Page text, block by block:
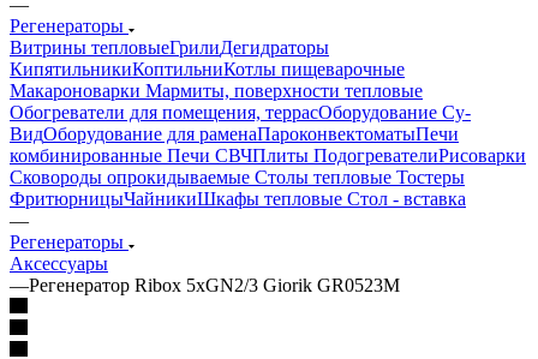
Регенераторы
Витрины тепловыеГрилиДегидраторы
КипятильникиКоптильниКотлы пищеварочные
Макароноварки Мармиты, поверхности тепловые
Обогреватели для помещения, террасОборудование Су-
BидОборудование для раменаПароконвектоматыПечи
комбинированные Печи СВЧПлиты ПодогревателиРисоварки
Сковороды опрокидываемые Столы тепловые Тостеры
ФритюрницыЧайникиШкафы тепловые Стол - вставка
—
Регенераторы
Аксессуары
—Регенератор Ribox 5хGN2/3 Giorik GR0523M